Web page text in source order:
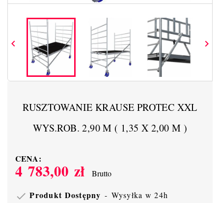
 
RUSZTOWANIE KRAUSE PROTEC XXL
WYS.ROB. 2,90 M ( 1,35 X 2,00 M )
CENA:
4 783,00 zł Brutto
 Produkt Dostępny Wysyłka w 24h